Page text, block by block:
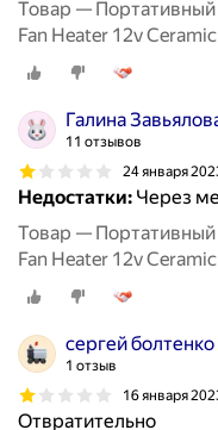
Товар —
Fan Heater 12v Ceramic
Галина
11 отзывов
24 января
Недостатки: Через
Товар —
Fan Heater 12v Ceramic
сергей болтенко
1 отзыв
16 января
Отвратительно